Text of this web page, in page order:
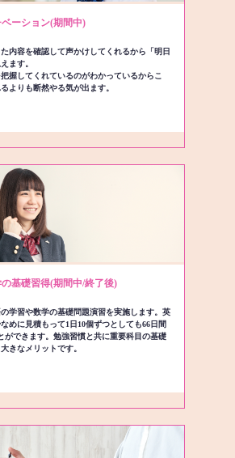
ーション(期間中)
内容を確認して声かけしてくれるから「明日
ます。
握してくれているのがわかっているからこ
よりも断然やる気が出ます。
基礎習得(期間中/終了後)
学習や数学の基礎問題演習を実施します。英
めに見積もって1日10個ずつとしても66日間
ができます。勉強習慣と共に重要科目の基礎
きなメリットです。